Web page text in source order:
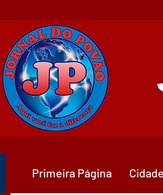
Primeira Página